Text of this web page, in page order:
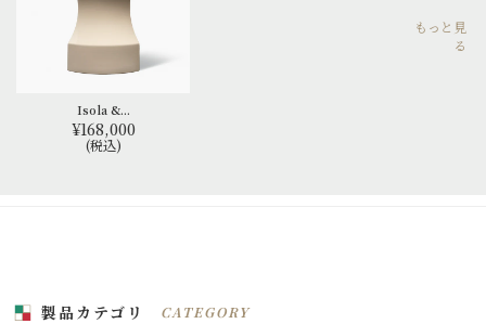
Isola &...
¥168,000
(税込)
もっと見
る
製品カテゴリ CATEGORY